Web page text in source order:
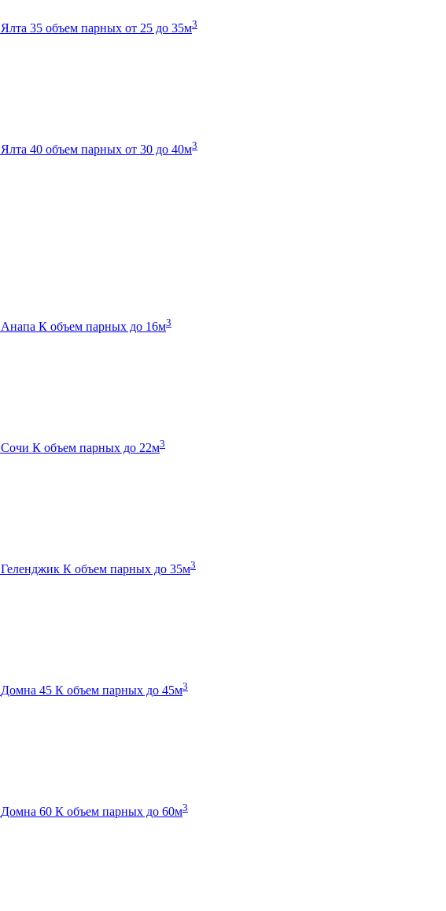
Ялта 35 объем парных от 25 до 35м3
Ялта 40 объем парных от 30 до 40м3
Анапа К объем парных до 16м3
Сочи К объем парных до 22м3
Геленджик К объем парных до 35м3
Домна 45 К объем парных до 45м3
Домна 60 К объем парных до 60м3